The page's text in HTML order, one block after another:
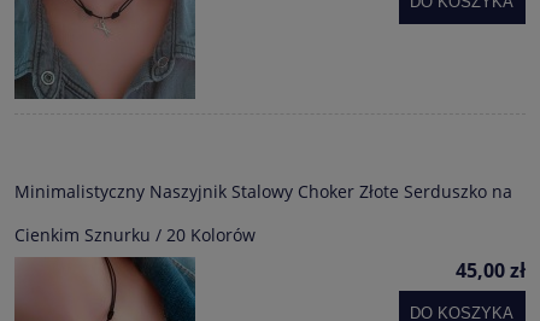
Minimalistyczny Naszyjnik Stalowy Choker Złote Serduszko na
Cienkim Sznurku / 20 Kolorów
45,00 zł
DO KOSZYKA